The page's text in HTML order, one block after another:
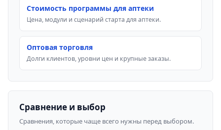
Стоимость программы для аптеки
Цена, модули и сценарий старта для аптеки.
Оптовая торговля
Долги клиентов, уровни цен и крупные заказы.
Сравнение и выбор
Сравнения, которые чаще всего нужны перед выбором.